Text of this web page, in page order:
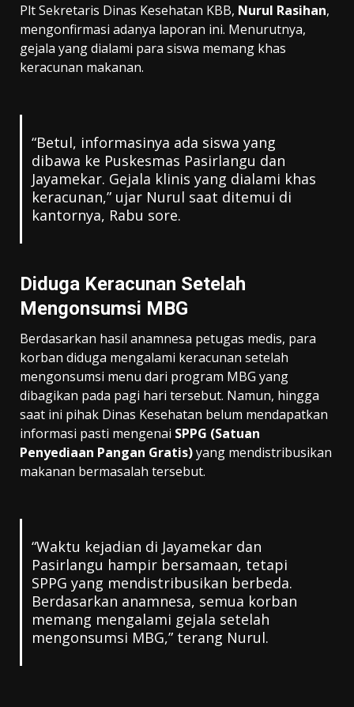
Plt Sekretaris Dinas Kesehatan KBB, Nurul Rasihan,
mengonfirmasi adanya laporan ini. Menurutnya,
gejala yang dialami para siswa memang khas
keracunan makanan.
“Betul, informasinya ada siswa yang
dibawa ke Puskesmas Pasirlangu dan
Jayamekar. Gejala klinis yang dialami khas
keracunan,” ujar Nurul saat ditemui di
kantornya, Rabu sore.
Diduga Keracunan Setelah
Mengonsumsi MBG
Berdasarkan hasil anamnesa petugas medis, para
korban diduga mengalami keracunan setelah
mengonsumsi menu dari program MBG yang
dibagikan pada pagi hari tersebut. Namun, hingga
saat ini pihak Dinas Kesehatan belum mendapatkan
informasi pasti mengenai SPPG (Satuan
Penyediaan Pangan Gratis)yang mendistribusikan
makanan bermasalah tersebut.
“Waktu kejadian di Jayamekar dan
Pasirlangu hampir bersamaan, tetapi
SPPG yang mendistribusikan berbeda.
Berdasarkan anamnesa, semua korban
memang mengalami gejala setelah
mengonsumsi MBG,” terang Nurul.